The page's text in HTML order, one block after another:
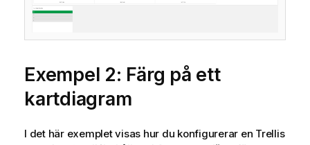
Exempel 2: Färg på ett
kartdiagram
I det här exemplet visas hur du konfigurerar en Trellis